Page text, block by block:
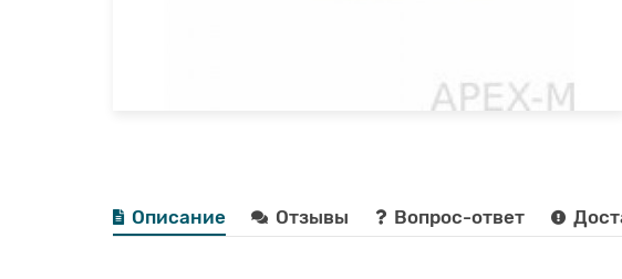
Описание Отзывы Вопрос-ответ